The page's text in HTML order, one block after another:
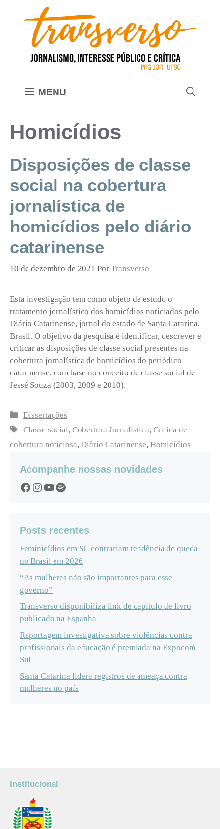
conteúdo
MENU
Homicídios
Disposições de classe
social na cobertura
jornalística de
homicídios pelo diário
catarinense
10 de dezembro de 2021 Por Transverso
Esta investigação tem como objeto de estudo o
tratamento jornalístico dos homicídios noticiados pelo
Diário Catarinense, jornal do estado de Santa Catarina,
Brasil. O objetivo da pesquisa é identificar, descrever e
criticar as disposições de classe social presentes na
cobertura jornalística de homicídios do periódico
catarinense, com base no conceito de classe social de
Jessé Souza (2003, 2009 e 2010).
Categorias
Dissertações
Tags
Classe social,Cobertura Jornalística,Crítica de
cobertura noticiosa, Diário Catarinense, Homicídios
Acompanhe nossas novidades
Facebook
Instagram
YouTube
Spotify
Posts recentes
Feminicídios em SC contrariam tendência de queda
no Brasil em 2026
“As mulheres não são importantes para esse
governo”
Transverso disponibiliza link de capítulo de livro
publicado na Espanha
Reportagem investigativa sobre violências contra
profissionais da educação é premiada na Expocom
Sul
Santa Catarina lidera registros de ameaça contra
mulheres no país
Institucional